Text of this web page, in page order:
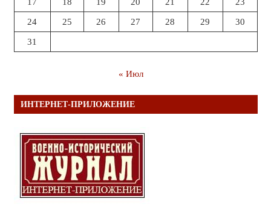
17 18 19 20 21 22 23
24 25 26 27 28 29 30
31
« Июл
ИНТЕРНЕТ-ПРИЛОЖЕНИЕ